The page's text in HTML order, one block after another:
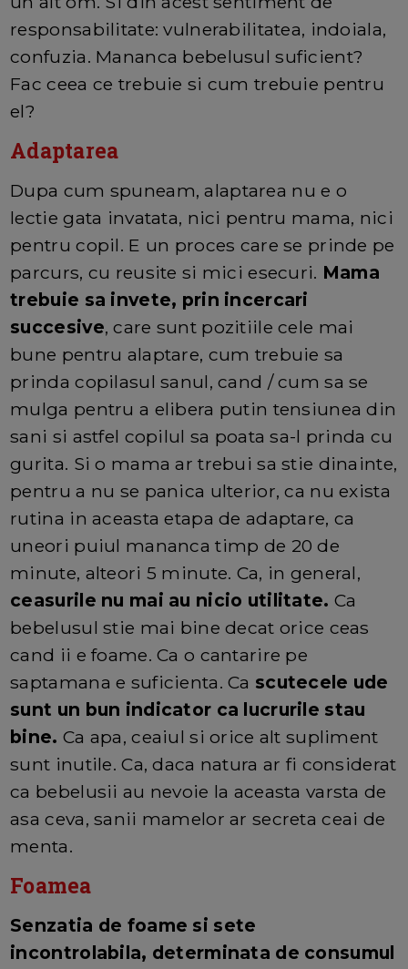
responsabilitate: vulnerabilitatea, indoiala,
confuzia. Mananca bebelusul suficient?
Fac ceea ce trebuie si cum trebuie pentru
el?
Adaptarea
Dupa cum spuneam, alaptarea nu e o
lectie gata invatata, nici pentru mama, nici
pentru copil. E un proces care se prinde pe
parcurs, cu reusite si mici esecuri. Mama
trebuie sa invete, prin incercari
succesive, care sunt pozitiile cele mai
bune pentru alaptare, cum trebuie sa
prinda copilasul sanul, cand / cum sa se
mulga pentru a elibera putin tensiunea din
sani si astfel copilul sa poata sa-l prinda cu
gurita. Si o mama ar trebui sa stie dinainte,
pentru a nu se panica ulterior, ca nu exista
rutina in aceasta etapa de adaptare, ca
uneori puiul mananca timp de 20 de
minute, alteori 5 minute. Ca, in general,
ceasurile nu mai au nicio utilitate. Ca
bebelusul stie mai bine decat orice ceas
cand ii e foame. Ca o cantarire pe
saptamana e suficienta. Ca scutecele ude
sunt un bun indicator ca lucrurile stau
bine. Ca apa, ceaiul si orice alt supliment
sunt inutile. Ca, daca natura ar fi considerat
ca bebelusii au nevoie la aceasta varsta de
asa ceva, sanii mamelor ar secreta ceai de
menta.
Foamea
Senzatia de foame si sete
incontrolabila, determinata de consumul